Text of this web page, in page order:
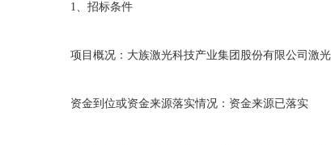
1、招标条件
项目概况：大族激光科技产业集团股份有限公司激
资金到位或资金来源落实情况：资金来源已落实